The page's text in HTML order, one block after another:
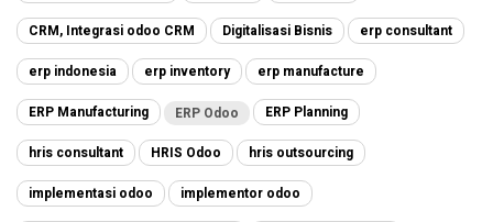
CRM, Integrasi odoo CRM Digitalisasi Bisnis erp consultant
erp indonesia erp inventory erp manufacture
ERP Manufacturing ERP Odoo ERP Planning
hris consultant HRIS Odoo hris outsourcing
implementasi odoo implementor odoo